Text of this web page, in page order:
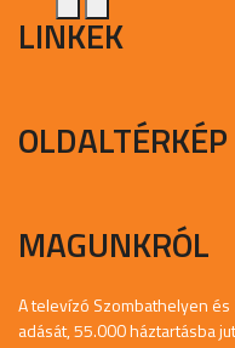
LINKEK
OLDALTÉRKÉP
MAGUNKRÓL
A televízó Szombathelyen
adását, 55.000 háztartásba